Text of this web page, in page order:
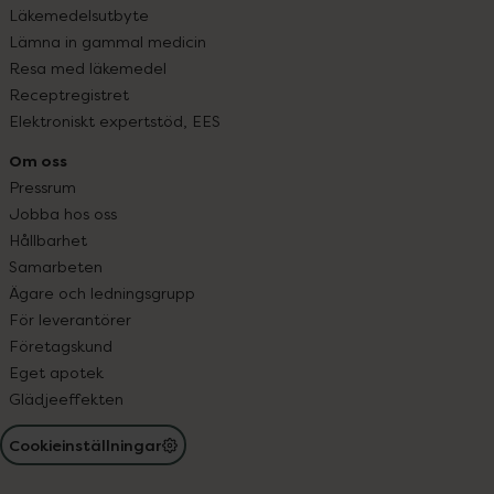
Läkemedelsutbyte
Lämna in gammal medicin
Resa med läkemedel
Receptregistret
Elektroniskt expertstöd, EES
Om oss
Pressrum
Jobba hos oss
Hållbarhet
Samarbeten
Ägare och ledningsgrupp
För leverantörer
Företagskund
Eget apotek
Glädjeeffekten
Cookieinställningar